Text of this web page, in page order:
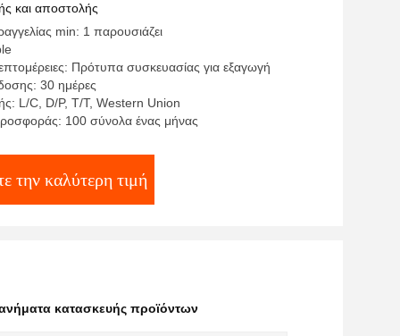
και αποστολής
min: 1 παρουσιάζει
Πρότυπα συσκευασίας για εξαγωγή
30 ημέρες
L/C, D/P, T/T, Western Union
100 σύνολα ένας μήνας
την καλύτερη τιμή
κατασκευής προϊόντων